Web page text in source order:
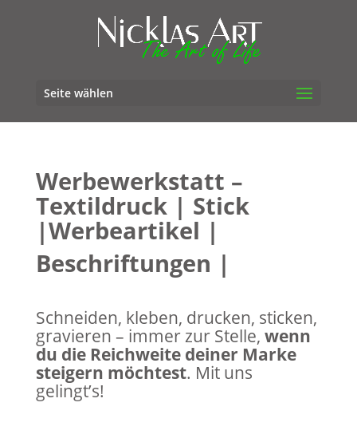
Seite wählen
Werbewerkstatt –
Textildruck | Stick
|Werbeartikel |
Beschriftungen |
Schneiden, kleben, drucken, sticken,
gravieren – immer zur Stelle, wenn
du die Reichweite deiner Marke
steigern möchtest. Mit uns
gelingt’s!